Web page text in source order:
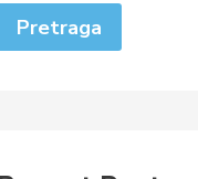
Pretraga